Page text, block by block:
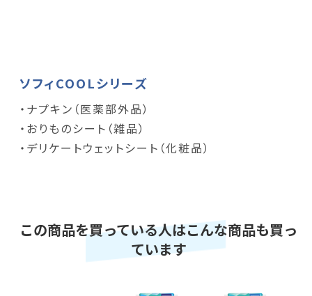
ソフィCOOLシリーズ
・ナプキン（医薬部外品）
・おりものシート（雑品）
・デリケートウェットシート（化粧品）
この商品を買っている人はこんな商品も買っ
ています